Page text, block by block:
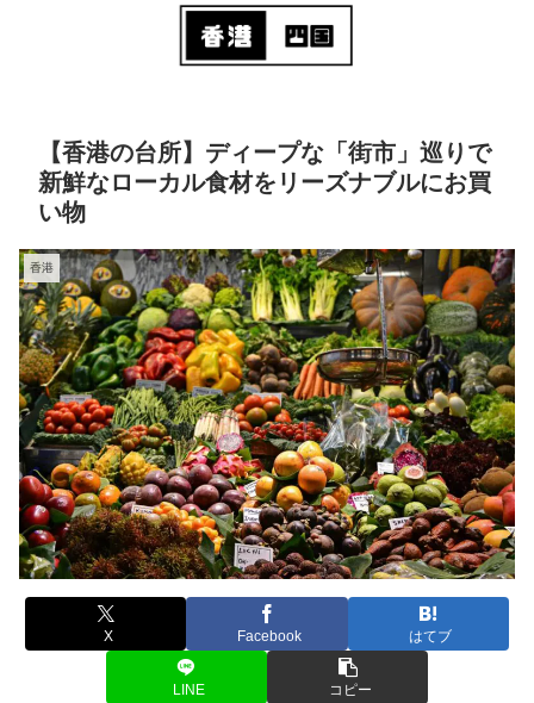
【香港の台所】ディープな「街市」巡りで
新鮮なローカル食材をリーズナブルにお買
い物
香港
X Facebook はてブ
LINE コピー